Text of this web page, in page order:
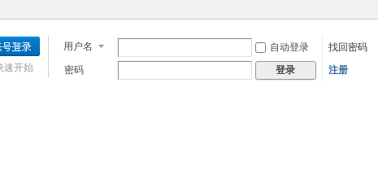
用户名 自动登录
找回密码
密码
登录 注册
速开始